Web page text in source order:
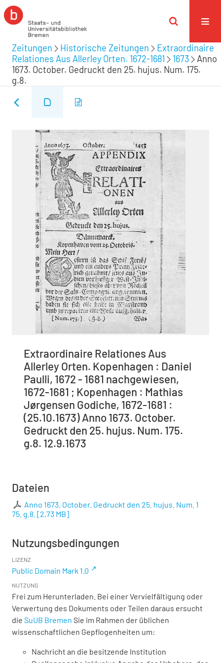
Zeitungen Historische Zeitungen
Extraordinaire
Relationes Aus Allerley Orten. 1672-1681
1673
Anno
1673. October. Gedruckt den 25. hujus. Num. 175.
g.8.
Extraordinaire Relationes Aus
Allerley Orten. Kopenhagen : Daniel
Paulli, 1672 - 1681 nachgewiesen,
1672-1681 ; Kopenhagen : Mathias
Jørgensen Godiche, 1672-1681 :
(25.10.1673) Anno 1673. October.
Gedruckt den 25. hujus. Num. 175.
g.8. 12.9.1673
Dateien
Anno 1673. October. Gedruckt den 25. hujus. Num. 1
75. g.8. [2,73 MB]
Nutzungsbedingungen
LIZENZ
Public Domain Mark 1.0
NUTZUNG
Frei zum Herunterladen. Bei einer Vervielfältigung oder
Verwertung des Dokuments oder Teilen daraus ersucht
die SuUB Bremen Sie im Rahmen der üblichen
wissenschaftlichen Gepflogenheiten um:
Nachricht an die besitzende Institution